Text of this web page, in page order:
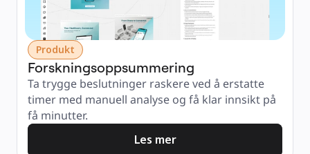
Produkt
Forskningsoppsummering
Ta trygge beslutninger raskere ved å erstatte
timer med manuell analyse og få klar innsikt på
få minutter.
Les mer